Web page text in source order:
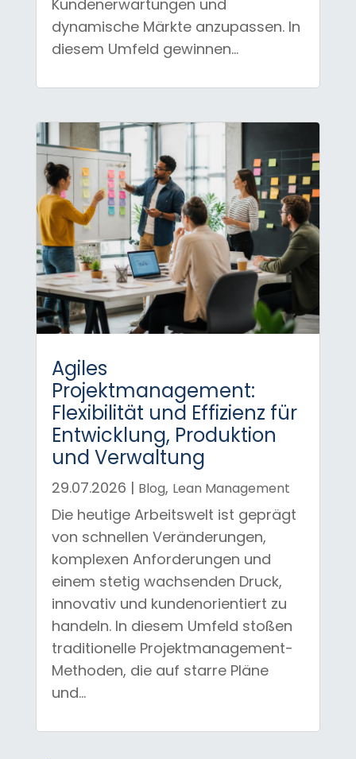
Kundenerwartungen und
dynamische Märkte anzupassen. In
diesem Umfeld gewinnen...
Agiles
Projektmanagement:
Flexibilität und Effizienz für
Entwicklung, Produktion
und Verwaltung
29.07.2026 | Blog, Lean Management
Die heutige Arbeitswelt ist geprägt
von schnellen Veränderungen,
komplexen Anforderungen und
einem stetig wachsenden Druck,
innovativ und kundenorientiert zu
handeln. In diesem Umfeld stoßen
traditionelle Projektmanagement-
Methoden, die auf starre Pläne
und...